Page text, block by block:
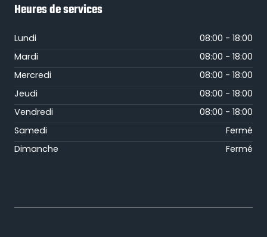
Heures de services
Lundi
08:00 - 18:00
Mardi
08:00 - 18:00
Mercredi
08:00 - 18:00
Jeudi
08:00 - 18:00
Vendredi
08:00 - 18:00
Samedi
Fermé
Dimanche
Fermé